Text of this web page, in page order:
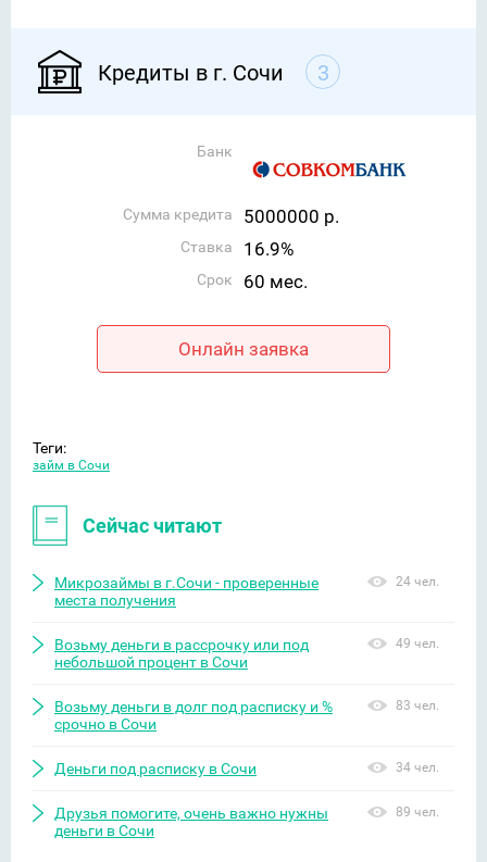
Кредиты в г. Сочи 3
Банк
Сумма кредита 5000000 р.
Ставка 16.9%
Срок 60 мес.
Онлайн заявка
Теги:
займ в Сочи
Сейчас читают
Микрозаймы в г.Сочи - проверенные
места получения
24 чел.
Возьму деньги в рассрочку или под
небольшой процент в Сочи
49 чел.
Возьму деньги в долг под расписку и %
срочно в Сочи
83 чел.
Деньги под расписку в Сочи 34 чел.
Друзья помогите, очень важно нужны
деньги в Сочи
89 чел.